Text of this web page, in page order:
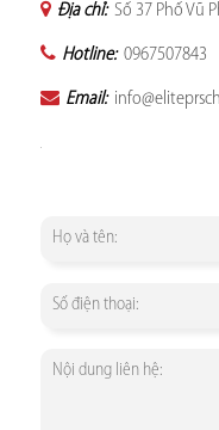
Địa chỉ: Số 37 Phố Vũ
Hotline: 0967507843
Email: